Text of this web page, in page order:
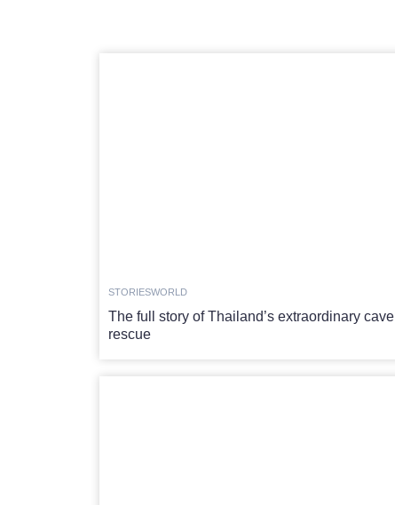
STORIESWORLD
The full story of Thailand’s extraordinary cave
rescue